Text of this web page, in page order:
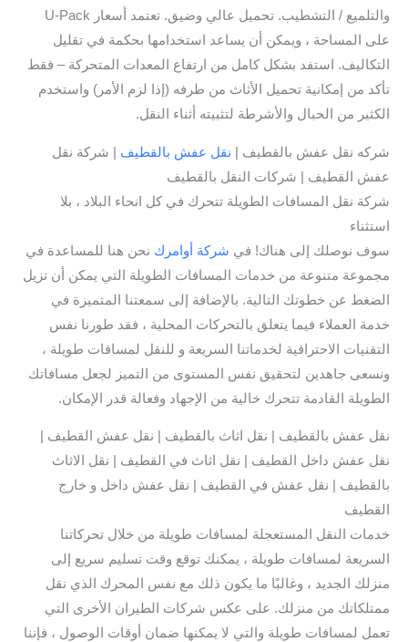
والتلميع / التشطيب. تحميل عالي وضيق. تعتمد أسعار U-Pack
على المساحة ، ويمكن أن يساعد استخدامها بحكمة في تقليل
التكاليف. استفد بشكل كامل من ارتفاع المعدات المتحركة – فقط
تأكد من إمكانية تحميل الأثاث من طرفه (إذا لزم الأمر) واستخدم
الكثير من الحبال والأشرطة لتثبيته أثناء النقل.
شركه نقل عفش بالقطيف | نقل عفش بالقطيف | شركة نقل
عفش القطيف | شركات النقل بالقطيف
شركة نقل المسافات الطويلة تتحرك في كل انحاء البلاد ، بلا
استثناء
سوف نوصلك إلى هناك! في شركة أوامرك نحن هنا للمساعدة في
مجموعة متنوعة من خدمات المسافات الطويلة التي يمكن أن تزيل
الضغط عن خطوتك التالية. بالإضافة إلى سمعتنا المتميزة في
خدمة العملاء فيما يتعلق بالتحركات المحلية ، فقد طورنا نفس
التقنيات الاحترافية لخدماتنا السريعة و للنقل لمسافات طويلة ،
ونسعى جاهدين لتحقيق نفس المستوى من التميز لجعل مسافاتك
الطويلة القادمة تتحرك خالية من الإجهاد وفعالة قدر الإمكان.
نقل عفش بالقطيف | نقل اثاث بالقطيف | نقل عفش القطيف |
نقل عفش داخل القطيف | نقل اثاث في القطيف | نقل الاثاث
بالقطيف | نقل عفش في القطيف | نقل عفش داخل و خارج
القطيف
خدمات النقل المستعجلة لمسافات طويلة من خلال تحركاتنا
السريعة لمسافات طويلة ، يمكنك توقع وقت تسليم سريع إلى
منزلك الجديد ، وغالبًا ما يكون ذلك مع نفس المحرك الذي نقل
ممتلكاتك من منزلك. على عكس شركات الطيران الأخرى التي
تعمل لمسافات طويلة والتي لا يمكنها ضمان أوقات الوصول ، فإننا